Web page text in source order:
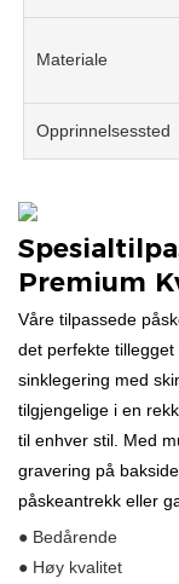
Materiale
Opprinnelsessted
Premium
Våre tilpassede
det perfekte
sinklegering med
tilgjengelige i en
til enhver stil. Med
gravering på
påskeantrekk eller
● Bedårende
● Høy kvalitet